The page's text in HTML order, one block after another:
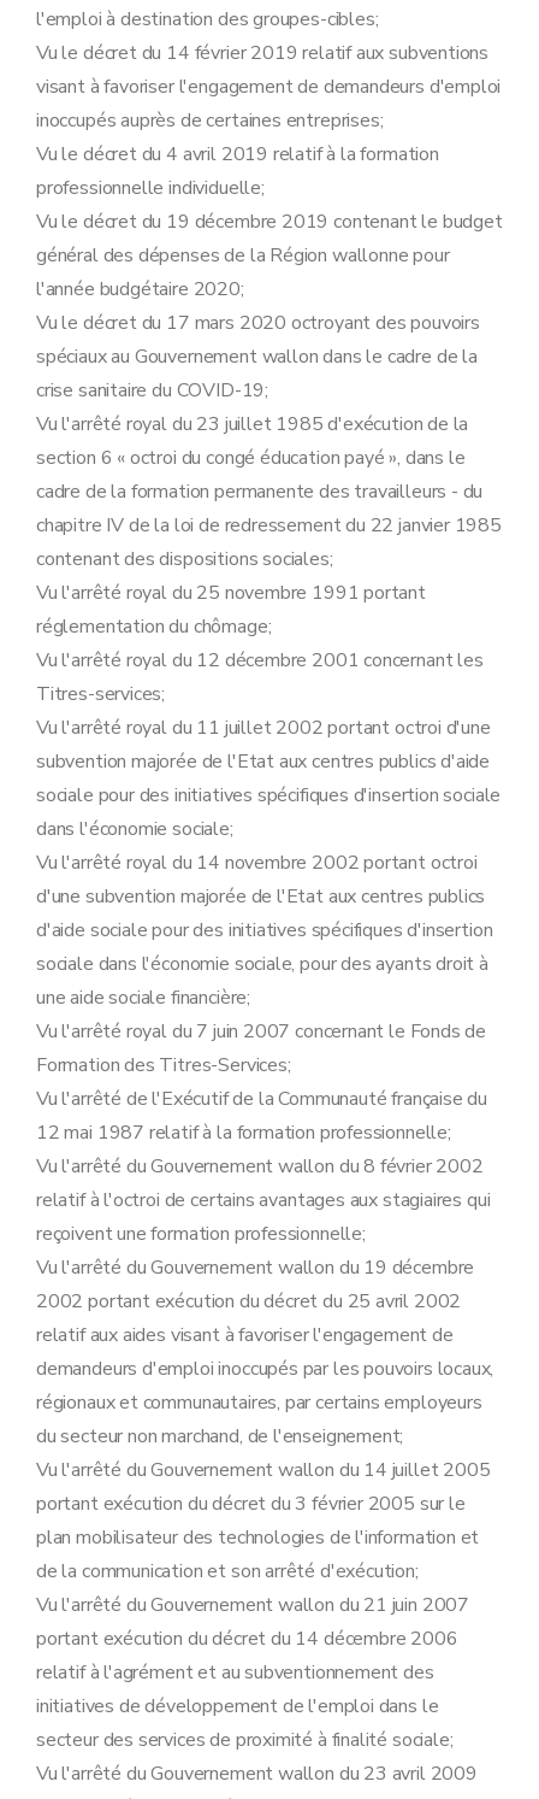
l'emploi à destination des groupes-cibles;
Vu le décret du 14 février 2019 relatif aux subventions
visant à favoriser l'engagement de demandeurs d'emploi
inoccupés auprès de certaines entreprises;
Vu le décret du 4 avril 2019 relatif à la formation
professionnelle individuelle;
Vu le décret du 19 décembre 2019 contenant le budget
général des dépenses de la Région wallonne pour
l'année budgétaire 2020;
Vu le décret du 17 mars 2020 octroyant des pouvoirs
spéciaux au Gouvernement wallon dans le cadre de la
crise sanitaire du COVID-19;
Vu l'arrêté royal du 23 juillet 1985 d'exécution de la
section 6 « octroi du congé éducation payé », dans le
cadre de la formation permanente des travailleurs - du
chapitre IV de la loi de redressement du 22 janvier 1985
contenant des dispositions sociales;
Vu l'arrêté royal du 25 novembre 1991 portant
réglementation du chômage;
Vu l'arrêté royal du 12 décembre 2001 concernant les
Titres-services;
Vu l'arrêté royal du 11 juillet 2002 portant octroi d'une
subvention majorée de l'Etat aux centres publics d'aide
sociale pour des initiatives spécifiques d'insertion sociale
dans l'économie sociale;
Vu l'arrêté royal du 14 novembre 2002 portant octroi
d'une subvention majorée de l'Etat aux centres publics
d'aide sociale pour des initiatives spécifiques d'insertion
sociale dans l'économie sociale, pour des ayants droit à
une aide sociale financière;
Vu l'arrêté royal du 7 juin 2007 concernant le Fonds de
Formation des Titres-Services;
Vu l'arrêté de l'Exécutif de la Communauté française du
12 mai 1987 relatif à la formation professionnelle;
Vu l'arrêté du Gouvernement wallon du 8 février 2002
relatif à l'octroi de certains avantages aux stagiaires qui
reçoivent une formation professionnelle;
Vu l'arrêté du Gouvernement wallon du 19 décembre
2002 portant exécution du décret du 25 avril 2002
relatif aux aides visant à favoriser l'engagement de
demandeurs d'emploi inoccupés par les pouvoirs locaux,
régionaux et communautaires, par certains employeurs
du secteur non marchand, de l'enseignement;
Vu l'arrêté du Gouvernement wallon du 14 juillet 2005
portant exécution du décret du 3 février 2005 sur le
plan mobilisateur des technologies de l'information et
de la communication et son arrêté d'exécution;
Vu l'arrêté du Gouvernement wallon du 21 juin 2007
portant exécution du décret du 14 décembre 2006
relatif à l'agrément et au subventionnement des
initiatives de développement de l'emploi dans le
secteur des services de proximité à finalité sociale;
Vu l'arrêté du Gouvernement wallon du 23 avril 2009